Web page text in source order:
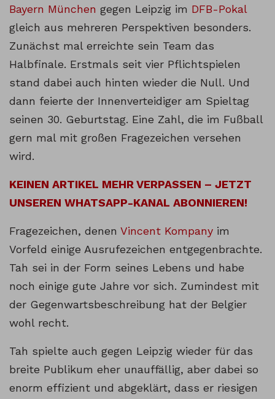
Bayern München gegen Leipzig im DFB-Pokal
gleich aus mehreren Perspektiven besonders.
Zunächst mal erreichte sein Team das
Halbfinale. Erstmals seit vier Pflichtspielen
stand dabei auch hinten wieder die Null. Und
dann feierte der Innenverteidiger am Spieltag
seinen 30. Geburtstag. Eine Zahl, die im Fußball
gern mal mit großen Fragezeichen versehen
wird.
KEINEN ARTIKEL MEHR VERPASSEN – JETZT
UNSEREN WHATSAPP-KANAL ABONNIEREN!
Fragezeichen, denen Vincent Kompany im
Vorfeld einige Ausrufezeichen entgegenbrachte.
Tah sei in der Form seines Lebens und habe
noch einige gute Jahre vor sich. Zumindest mit
der Gegenwartsbeschreibung hat der Belgier
wohl recht.
Tah spielte auch gegen Leipzig wieder für das
breite Publikum eher unauffällig, aber dabei so
enorm effizient und abgeklärt, dass er riesigen